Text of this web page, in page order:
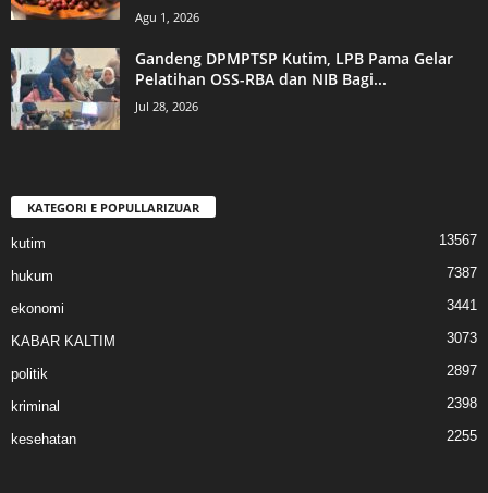
Agu 1, 2026
Gandeng DPMPTSP Kutim, LPB Pama Gelar
Pelatihan OSS-RBA dan NIB Bagi...
Jul 28, 2026
KATEGORI E POPULLARIZUAR
kutim 13567
hukum 7387
ekonomi 3441
KABAR KALTIM 3073
politik 2897
kriminal 2398
kesehatan 2255